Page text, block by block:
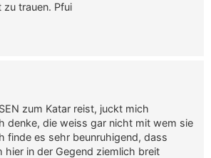
zu trauen. Pfui
zum Katar reist, juckt mich
denke, die weiss gar nicht mit wem sie
finde es sehr beunruhigend, dass
hier in der Gegend ziemlich breit